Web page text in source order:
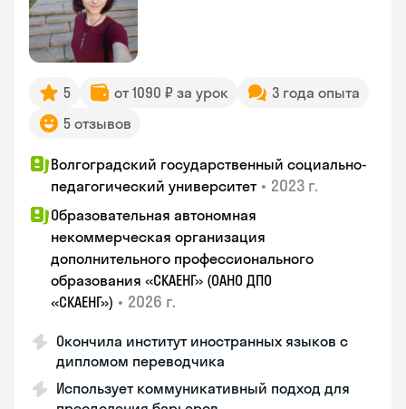
5 от 1090 ₽ за урок
3 года опыта
5 отзывов
Волгоградский государственный социально-
педагогический университет • 2023 г.
Образовательная автономная
некоммерческая организация
дополнительного профессионального
образования «СКАЕНГ» (ОАНО ДПО
«СКАЕНГ») • 2026 г.
Окончила институт иностранных языков с
дипломом переводчика
Использует коммуникативный подход для